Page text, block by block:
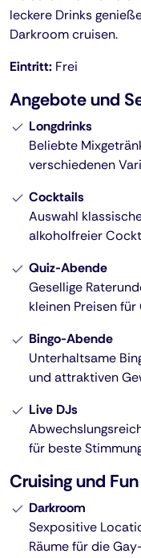
leckere Drinks
Darkroom cruisen.
Eintritt: Frei
Angebote und
Longdrinks
Beliebte
verschiedenen
Cocktails
Auswahl
alkoholfreier
Quiz-Abende
Gesellige
kleinen Preisen für
Bingo-Abende
Unterhaltsame
und attraktiven
Live DJs
für beste
Cruising und Fun
Darkroom
Sexpositive
Räume für die